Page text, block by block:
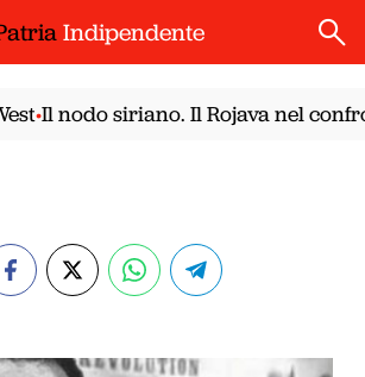
Indipendente
nodo siriano. Il Rojava nel confronto